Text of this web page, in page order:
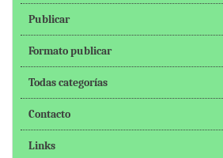
Publicar
Formato publicar
Todas categorías
Contacto
Links